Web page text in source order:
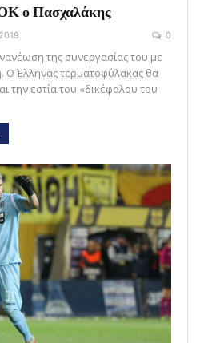
ο Πασχαλάκης
0
της συνεργασίας του με
Ο Έλληνας τερματοφύλακας θα
την εστία του «δικέφαλου του